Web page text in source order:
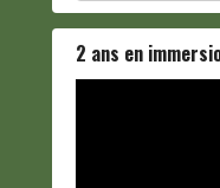
2 ans en